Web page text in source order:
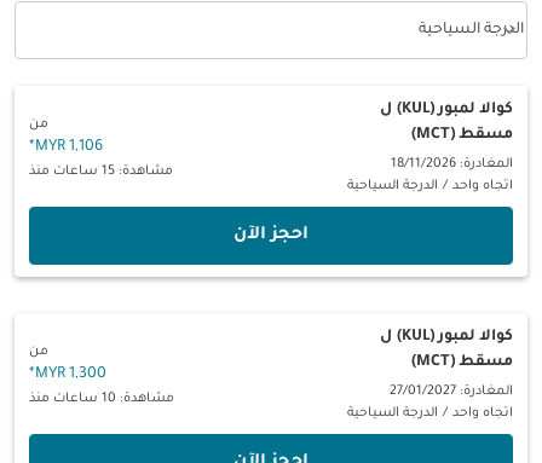
فئة المقصورة option الدرجة السياحية Selected
الدرجة السياحية
keyboard_arrow_down
كوالا لمبور (KUL)
ل
مسقط (MCT)
المغادرة: 18/11/2026
اتجاه واحد / الدرجة السياحية
من
1,106 MYR
*
مشاهدة: 15 ساعات منذ
‫احجز الآن‬
كوالا لمبور (KUL)
ل
مسقط (MCT)
المغادرة: 27/01/2027
اتجاه واحد / الدرجة السياحية
من
1,300 MYR
*
مشاهدة: 10 ساعات منذ